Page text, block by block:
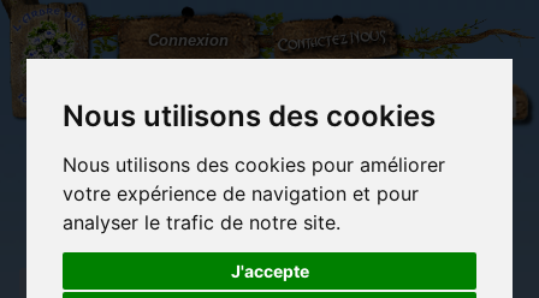
Nous utilisons des cookies
Nous utilisons des cookies pour améliorer
votre expérience de navigation et pour
analyser le trafic de notre site.
J'accepte
L'Arbre
aux
100.000
Connexion Contactez-nous
(vide)